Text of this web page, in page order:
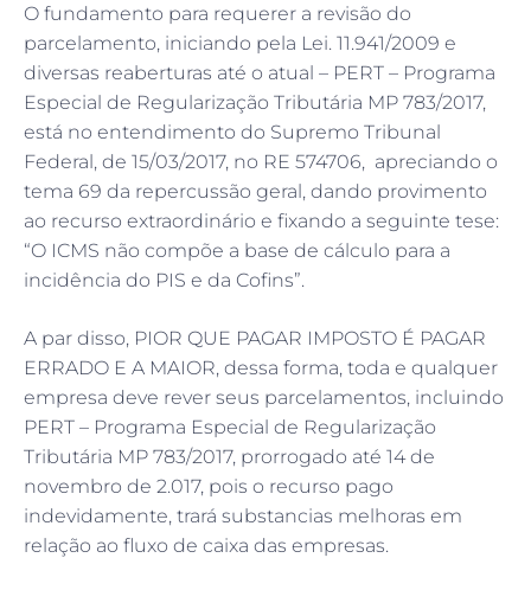
O fundamento para requerer a revisão do
parcelamento, iniciando pela Lei. 11.941/2009 e
diversas reaberturas até o atual – PERT – Programa
Especial de Regularização Tributária MP 783/2017,
está no entendimento do Supremo Tribunal
Federal, de 15/03/2017, no RE 574706, apreciando o
tema 69 da repercussão geral, dando provimento
ao recurso extraordinário e fixando a seguinte tese:
“O ICMS não compõe a base de cálculo para a
incidência do PIS e da Cofins”.
A par disso, PIOR QUE PAGAR IMPOSTO É PAGAR
ERRADO E A MAIOR, dessa forma, toda e qualquer
empresa deve rever seus parcelamentos, incluindo
PERT – Programa Especial de Regularização
Tributária MP 783/2017, prorrogado até 14 de
novembro de 2.017, pois o recurso pago
indevidamente, trará substancias melhoras em
relação ao fluxo de caixa das empresas.